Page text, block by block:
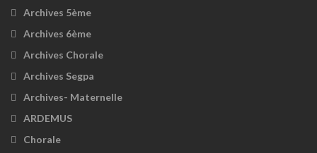
Archives 5ème
Archives 6ème
Archives Chorale
Archives Segpa
Archives- Maternelle
ARDEMUS
Chorale